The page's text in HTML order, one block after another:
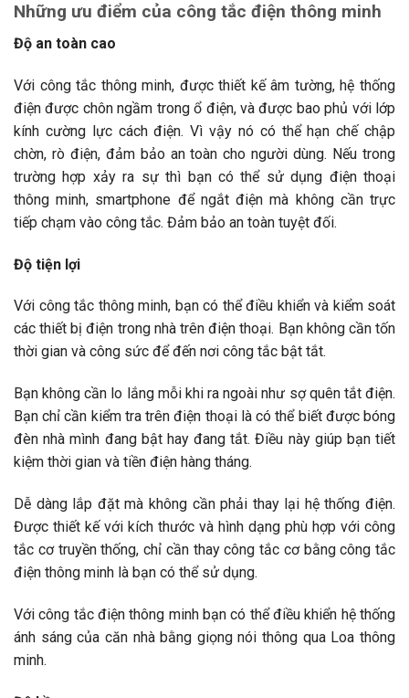
Những ưu điểm của công tắc điện thông minh
Độ an toàn cao
Với công tắc thông minh, được thiết kế âm tường, hệ thống
điện được chôn ngầm trong ổ điện, và được bao phủ với lớp
kính cường lực cách điện. Vì vậy nó có thể hạn chế chập
chờn, rò điện, đảm bảo an toàn cho người dùng. Nếu trong
trường hợp xảy ra sự thì bạn có thể sử dụng điện thoại
thông minh, smartphone để ngắt điện mà không cần trực
tiếp chạm vào công tắc. Đảm bảo an toàn tuyệt đối.
Độ tiện lợi
Với công tắc thông minh, bạn có thể điều khiển và kiểm soát
các thiết bị điện trong nhà trên điện thoại. Bạn không cần tốn
thời gian và công sức để đến nơi công tắc bật tắt.
Bạn không cần lo lắng mỗi khi ra ngoài như sợ quên tắt điện.
Bạn chỉ cần kiểm tra trên điện thoại là có thể biết được bóng
đèn nhà mình đang bật hay đang tắt. Điều này giúp bạn tiết
kiệm thời gian và tiền điện hàng tháng.
Dễ dàng lắp đặt mà không cần phải thay lại hệ thống điện.
Được thiết kế với kích thước và hình dạng phù hợp với công
tắc cơ truyền thống, chỉ cần thay công tắc cơ bằng công tắc
điện thông minh là bạn có thể sử dụng.
Với công tắc điện thông minh bạn có thể điều khiển hệ thống
ánh sáng của căn nhà bằng giọng nói thông qua Loa thông
minh.